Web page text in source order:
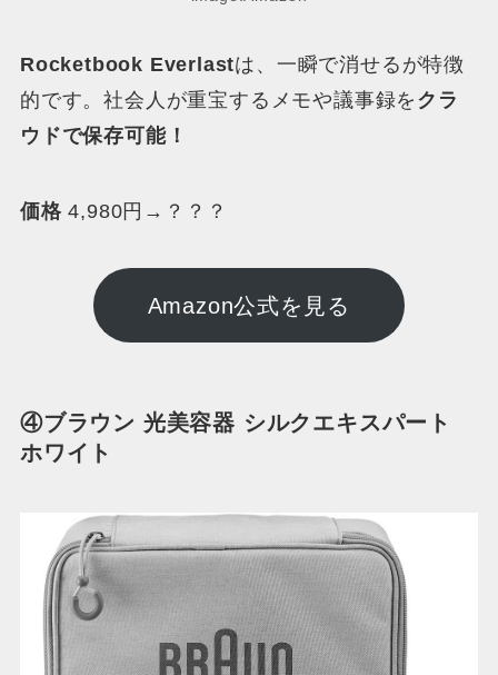
Rocketbook Everlastは、一瞬で消せるが特徴
的です。社会人が重宝するメモや議事録を クラ
ウドで保存可能！
価格4,980円→？？？
Amazon公式を見る
④ブラウン 光美容器 シルクエキスパート
ホワイト